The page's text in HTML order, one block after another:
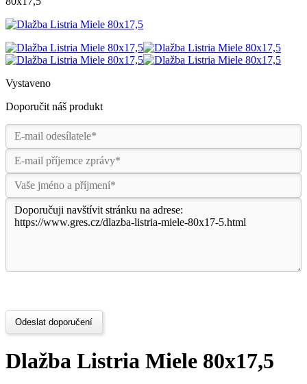
Vystaveno
Doporučit náš produkt
Odeslat doporučení
Dlažba Listria Miele 80x17,5